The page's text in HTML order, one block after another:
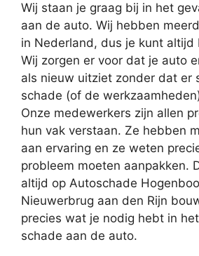
Wij staan je graag bij in het
aan de auto. Wij hebben
in Nederland, dus je kunt altijd
Wij zorgen er voor dat je auto
als nieuw uitziet zonder dat er
schade (of de
Onze medewerkers zijn allen
hun vak verstaan. Ze hebben
aan ervaring en ze weten
probleem moeten aanpakken.
altijd op Autoschade
Nieuwerbrug aan den Rijn
precies wat je nodig hebt in
schade aan de auto.